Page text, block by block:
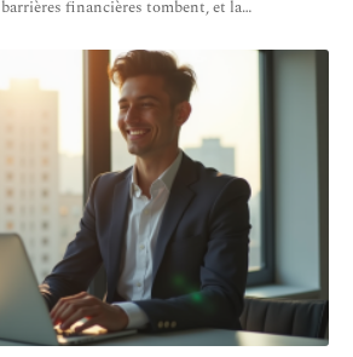
barrières financières tombent, et la…